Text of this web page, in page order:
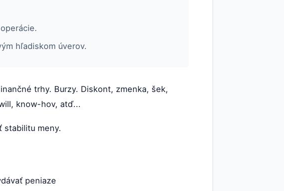
hľadiskom úverov.
trhy. Burzy. Diskont, zmenka, šek,
know-hov, atď...
stabilitu meny.
peniaze